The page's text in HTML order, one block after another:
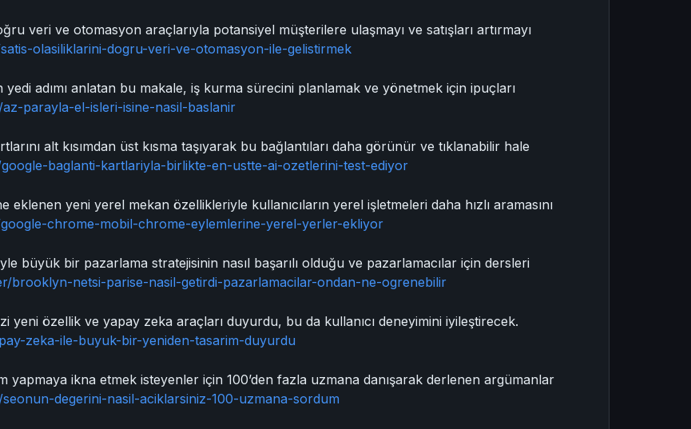
veri ve otomasyon araçlarıyla potansiyel müşterilere ulaşmayı ve satışları artırmayı
olasiliklarini-dogru-veri-ve-otomasyon-ile-gelistirmek
adımı anlatan bu makale, iş kurma sürecini planlamak ve yönetmek için ipuçları
parayla-el-isleri-isine-nasil-baslanir
alt kısımdan üst kısma taşıyarak bu bağlantıları daha görünür ve tıklanabilir hale
baglanti-kartlariyla-birlikte-en-ustte-ai-ozetlerini-test-ediyor
yeni yerel mekan özellikleriyle kullanıcıların yerel işletmeleri daha hızlı aramasını
chrome-mobil-chrome-eylemlerine-yerel-yerler-ekliyor
büyük bir pazarlama stratejisinin nasıl başarılı olduğu ve pazarlamacılar için dersleri
brooklyn-netsi-parise-nasil-getirdi-pazarlamacilar-ondan-ne-ogrenebilir
yeni özellik ve yapay zeka araçları duyurdu, bu da kullanıcı deneyimini iyileştirecek.
zeka-ile-buyuk-bir-yeniden-tasarim-duyurdu
yapmaya ikna etmek isteyenler için 100’den fazla uzmana danışarak derlenen argümanlar
degerini-nasil-aciklarsiniz-100-uzmana-sordum